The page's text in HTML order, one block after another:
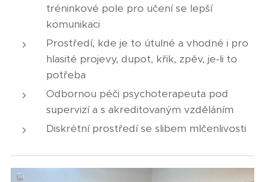
tréninkové pole pro učení se lepší
komunikaci
Prostředí, kde je to útulné a vhodné i pro
hlasité projevy, dupot, křik, zpěv, je-li to
potřeba
Odbornou péči psychoterapeuta pod
supervizí a s akreditovaným vzděláním
Diskrétní prostředí se slibem mlčenlivosti